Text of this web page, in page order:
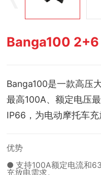
Banga100
Banga100是一款高压
最高100A、额定电压
IP66， 为电动摩托车充
优势
● 支持100A额定电流和
充放电需求。